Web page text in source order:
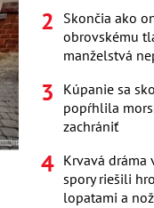
Skončia ako
obrovskému
manželstvá
Kúpanie sa
popŕhlila
zachrániť
Krvavá dráma
spory riešili
lopatami a